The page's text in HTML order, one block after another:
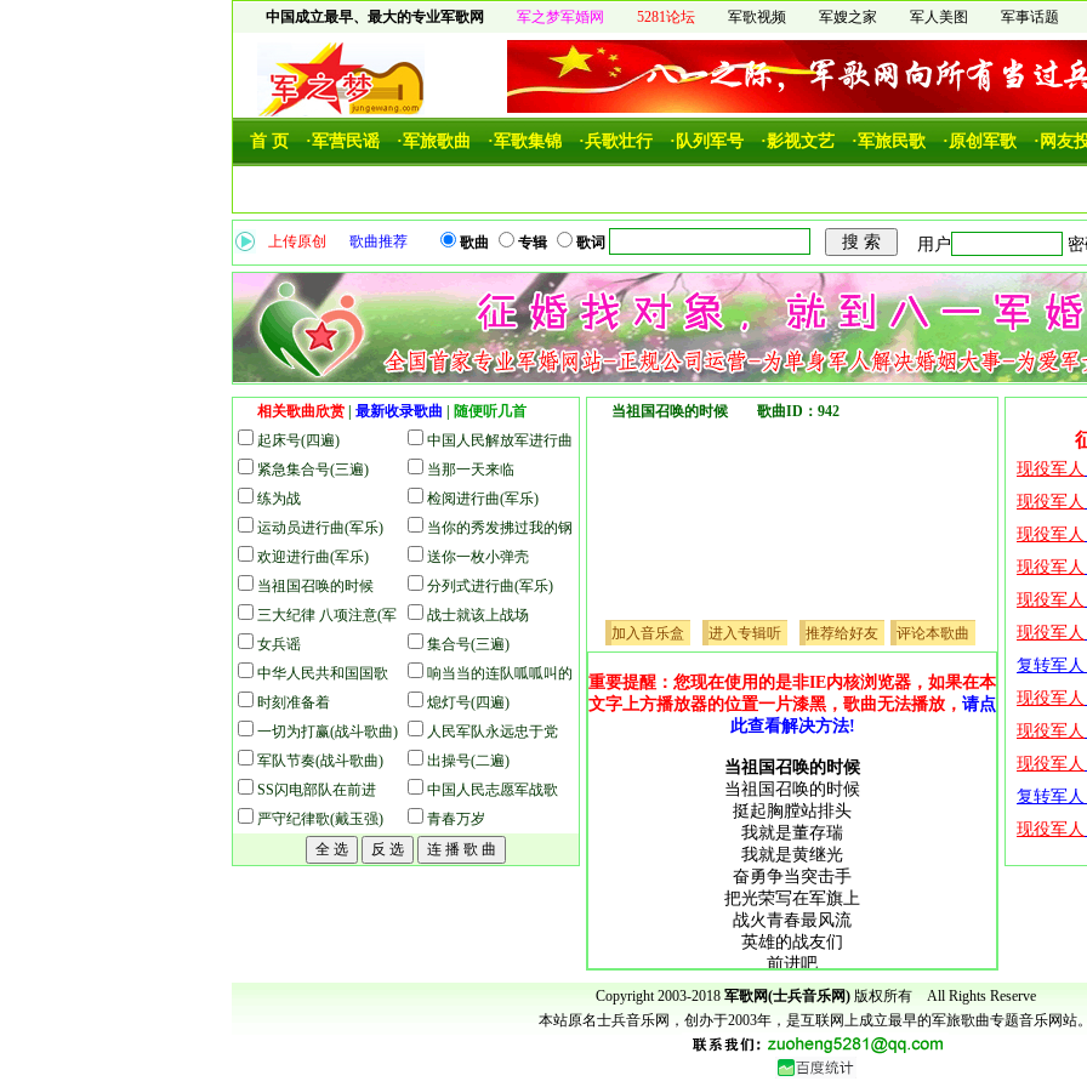
中国成立最早、最大的专业军歌网 军之梦军婚网 5281论坛 军歌视频 军嫂之家 军人美图 军事话题
首 页 ·军营民谣 ·军旅歌曲 ·军歌集锦 ·兵歌壮行 ·队列军号 ·影视文艺 ·军旅民歌 ·原创军歌 ·网友
上传原创 歌曲推荐 歌曲 专辑 歌词
相关歌曲欣赏 最新收录歌曲
随便听几首
起床号(四遍)
中国人民解放军进行曲
(军乐)
紧急集合号(三遍)
当那一天来临
练为战
检阅进行曲(军乐)
运动员进行曲(军乐)
当你的秀发拂过我的钢
枪(队列版)
欢迎进行曲(军乐)
送你一枚小弹壳
当祖国召唤的时候
分列式进行曲(军乐)
三大纪律 八项注意(军
乐)
战士就该上战场
女兵谣
集合号(三遍)
中华人民共和国国歌
(军乐)
响当当的连队呱呱叫的
兵
时刻准备着
熄灯号(四遍)
一切为打赢(战斗歌曲)
人民军队永远忠于党
(军乐)
军队节奏(战斗歌曲)
出操号(二遍)
SS闪电部队在前进
中国人民志愿军战歌
(军乐)
严守纪律歌(戴玉强) 青春万岁
当祖国召唤的时候 歌曲ID：942
加入音乐盒 进入专辑听 推荐给好友 评论本歌曲
重要提醒：您现在使用的是非IE内核浏览器，如果在本
文字上方播放器的位置一片漆黑，歌曲无法播放， 请点
此查看解决方法!
当祖国召唤的时候
当祖国召唤的时候
挺起胸膛站排头
我就是董存瑞
我就是黄继光
奋勇争当突击手
把光荣写在军旗上
战火青春最风流
英雄的战友们
前进吧
为祖国去战斗
为祖国去战斗
为祖国去战斗
当祖国召唤的时候
挺起胸膛站排头
Copyright 2003-2018 军歌网(士兵音乐网)版权所有 All Rights Reserve
本站原名士兵音乐网，创办于2003年，是互联网上成立最早的军旅歌曲专题音乐网站